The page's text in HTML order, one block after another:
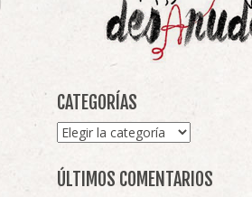
CATEGORÍAS
Categorías
ÚLTIMOS COMENTARIOS